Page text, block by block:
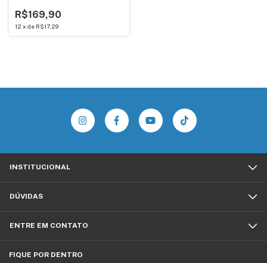
PB145BK
R$169,90
12 x de R$17,29
INSTITUCIONAL
DÚVIDAS
ENTRE EM CONTATO
FIQUE POR DENTRO